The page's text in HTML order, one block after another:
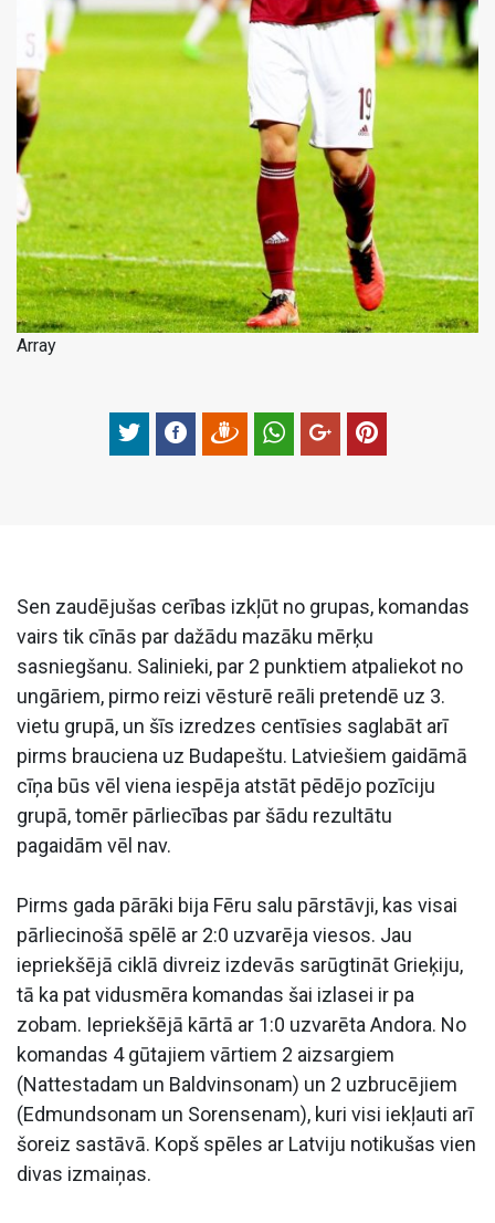
Array
Sen zaudējušas cerības izkļūt no grupas, komandas
vairs tik cīnās par dažādu mazāku mērķu
sasniegšanu. Salinieki, par 2 punktiem atpaliekot no
ungāriem, pirmo reizi vēsturē reāli pretendē uz 3.
vietu grupā, un šīs izredzes centīsies saglabāt arī
pirms brauciena uz Budapeštu. Latviešiem gaidāmā
cīņa būs vēl viena iespēja atstāt pēdējo pozīciju
grupā, tomēr pārliecības par šādu rezultātu
pagaidām vēl nav.
Pirms gada pārāki bija Fēru salu pārstāvji, kas visai
pārliecinošā spēlē ar 2:0 uzvarēja viesos. Jau
iepriekšējā ciklā divreiz izdevās sarūgtināt Grieķiju,
tā ka pat vidusmēra komandas šai izlasei ir pa
zobam. Iepriekšējā kārtā ar 1:0 uzvarēta Andora. No
komandas 4 gūtajiem vārtiem 2 aizsargiem
(Nattestadam un Baldvinsonam) un 2 uzbrucējiem
(Edmundsonam un Sorensenam), kuri visi iekļauti arī
šoreiz sastāvā. Kopš spēles ar Latviju notikušas vien
divas izmaiņas.